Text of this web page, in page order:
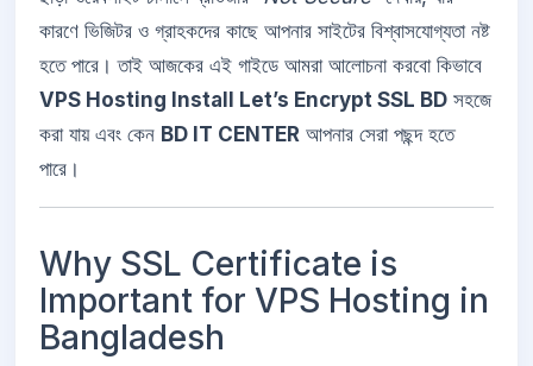
কারণে ভিজিটর ও গ্রাহকদের কাছে আপনার সাইটের বিশ্বাসযোগ্যতা নষ্ট
হতে পারে। তাই আজকের এই গাইডে আমরা আলোচনা করবো কিভাবে
VPS Hosting Install Let’s Encrypt SSL BD সহজে
করা যায় এবং কেন BD IT CENTER আপনার সেরা পছন্দ হতে
পারে।
Why SSL Certificate is
Important for VPS Hosting in
Bangladesh